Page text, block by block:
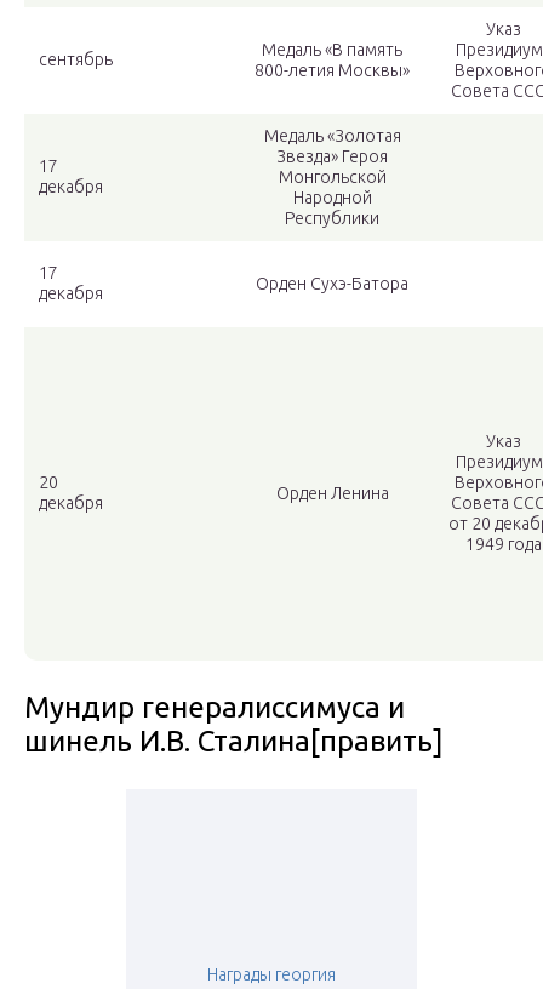
сентябрь
Медаль «В память
800-летия Москвы»
Указ
Совета
17
декабря
Медаль «Золотая
Звезда» Героя
Монгольской
Народной
Республики
17
декабря
Орден Сухэ-Батора
20
декабря
Орден Ленина
Указ
Совета
от 20
1949 года
Мундир генералиссимуса и
шинель И.В. Сталина[править]
Награды георгия